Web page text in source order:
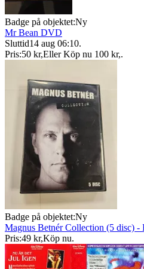
Badge på objektet:Ny
Mr Bean DVD
Sluttid14 aug 06:10.
Pris:50 kr,Eller Köp nu 100 kr,.
Badge på objektet:Ny
Magnus Betnér Collection (5 disc) -
Pris:49 kr,Köp nu.